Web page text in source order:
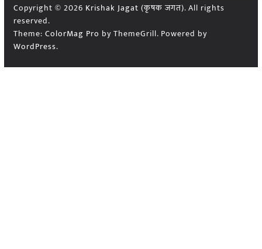
Copyright © 2026 Krishak Jagat (कृषक जगत). All rights
reserved.
Theme: ColorMag Pro by ThemeGrill. Powered by
WordPress.